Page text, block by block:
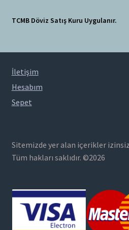
TCMB Döviz Satış Kuru Uygulanır.
İletişim
Hesabım
Sepet
Sitemizde yer alan içerikler
Tüm hakları saklıdır. ©2026